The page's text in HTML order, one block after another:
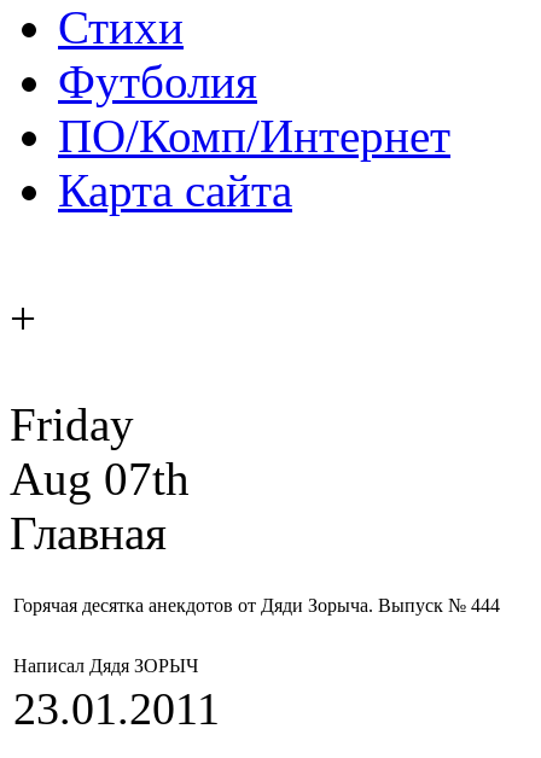
Стихи
Футболия
ПО/Комп/Интернет
Карта сайта
+
Friday
Aug 07th
Главная
Горячая десятка анекдотов от Дяди Зорыча. Выпуск № 444
Написал Дядя ЗОРЫЧ
23.01.2011